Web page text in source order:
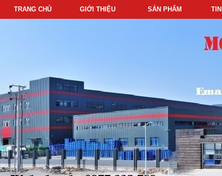
TRANG CHỦ GIỚI THIỆU SẢN PHẨM